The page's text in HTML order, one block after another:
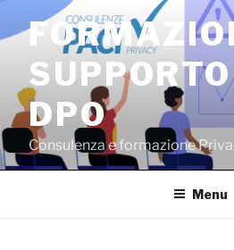
contenuto
DPO
Consulenza e formazione
Menu